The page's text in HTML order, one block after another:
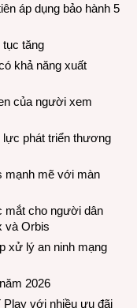
áp dụng bảo hành 5
tăng
khả năng xuất
của người xem
lực phát triển thương
mạnh mẽ với màn
mắt cho người dân
và Orbis
xử lý an ninh mạng
2026
Play với nhiều ưu đãi